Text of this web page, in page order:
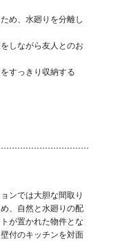
め、水廻りを分離し
しながら友人とのお
すっきり収納する
ンでは大胆な間取り
、自然と水廻りの配
が置かれた物件とな
付のキッチンを対面